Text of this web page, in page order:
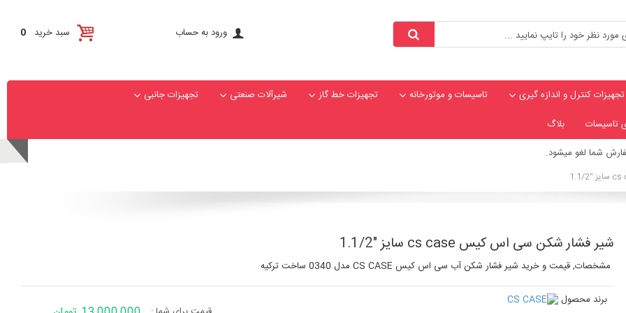
ورود به حساب سبد خرید 0
تجهیزات کنترل و اندازه گیری تاسیسات و موتورخانه تجهیزات خط گاز شیرآلات صنعتی
تجهیزات جانبی
تاسیسات
بلاگ
شما لغو میشود.
شیر فشار شکن سی اس کیس cs case سایز "1.1/2
مشخصات, قیمت و خرید شیر فشار شکن آب سی اس کیس CS CASE مدل 0340 ساخت ترکیه
برند محصول